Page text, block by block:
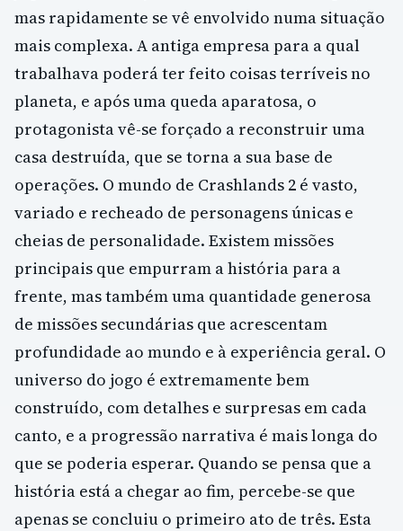
mas rapidamente se vê envolvido numa situação
mais complexa. A antiga empresa para a qual
trabalhava poderá ter feito coisas terríveis no
planeta, e após uma queda aparatosa, o
protagonista vê-se forçado a reconstruir uma
casa destruída, que se torna a sua base de
operações. O mundo de Crashlands 2 é vasto,
variado e recheado de personagens únicas e
cheias de personalidade. Existem missões
principais que empurram a história para a
frente, mas também uma quantidade generosa
de missões secundárias que acrescentam
profundidade ao mundo e à experiência geral. O
universo do jogo é extremamente bem
construído, com detalhes e surpresas em cada
canto, e a progressão narrativa é mais longa do
que se poderia esperar. Quando se pensa que a
história está a chegar ao fim, percebe-se que
apenas se concluiu o primeiro ato de três. Esta